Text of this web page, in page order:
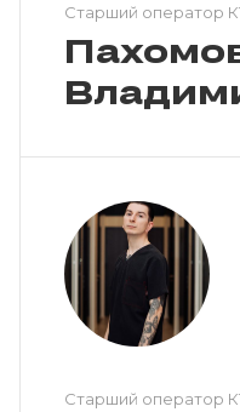
Cтарший оператор
Cтарший оператор